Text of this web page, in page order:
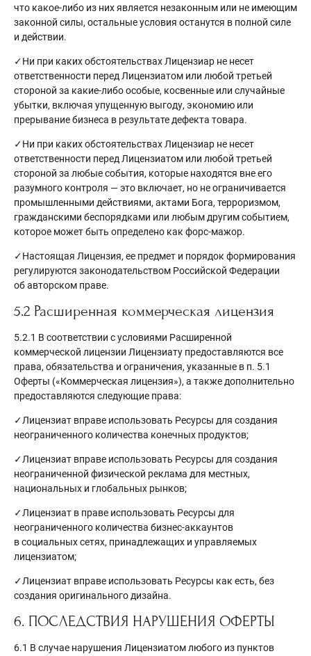
что какое-либо из них является незаконным или не имеющим
законной силы, остальные условия останутся в полной силе
и действии.
✓Ни при каких обстоятельствах Лицензиар не несет
ответственности перед Лицензиатом или любой третьей
стороной за какие-либо особые, косвенные или случайные
убытки, включая упущенную выгоду, экономию или
прерывание бизнеса в результате дефекта товара.
✓Ни при каких обстоятельствах Лицензиар не несет
ответственности перед Лицензиатом или любой третьей
стороной за любые события, которые находятся вне его
разумного контроля — это включает, но не ограничивается
промышленными действиями, актами Бога, терроризмом,
гражданскими беспорядками или любым другим событием,
которое может быть определено как форс-мажор.
✓Настоящая Лицензия, ее предмет и порядок формирования
регулируются законодательством Российской Федерации
об авторском праве.
5.2 Расширенная коммерческая лицензия
5.2.1 В соответствии с условиями Расширенной
коммерческой лицензии Лицензиату предоставляются все
права, обязательства и ограничения, указанные в п. 5.1
Оферты («Коммерческая лицензия»), а также дополнительно
предоставляются следующие права:
✓Лицензиат вправе использовать Ресурсы для создания
неограниченного количества конечных продуктов;
✓Лицензиат вправе использовать Ресурсы для создания
неограниченной физической реклама для местных,
национальных и глобальных рынков;
✓Лицензиат в праве использовать Ресурсы для
неограниченного количества бизнес-аккаунтов
в социальных сетях, принадлежащих и управляемых
лицензиатом;
✓Лицензиат вправе использовать Ресурсы как есть, без
создания оригинального дизайна.
6. ПОСЛЕДСТВИЯ НАРУШЕНИЯ ОФЕРТЫ
6.1 В случае нарушения Лицензиатом любого из пунктов